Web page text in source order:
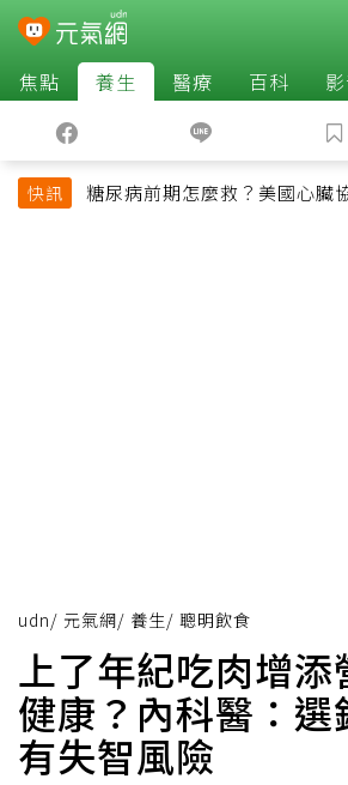
焦點 養生 醫療 百科
快訊
糖尿病前期怎麼救？美國心臟
udn/ 元氣網/ 養生/ 聰明飲食
上了年紀吃肉增添
健康？內科醫：選
有失智風險